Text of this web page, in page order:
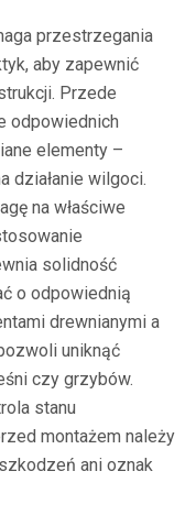
przestrzegania
aby zapewnić
Przede
odpowiednich
elementy –
działanie wilgoci.
na właściwe
solidność
o odpowiednią
drewnianymi a
uniknąć
czy grzybów.
stanu
montażem należy
ani oznak